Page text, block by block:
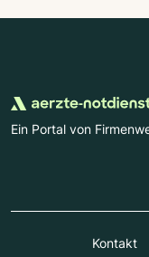
Ein Portal von
Kontakt